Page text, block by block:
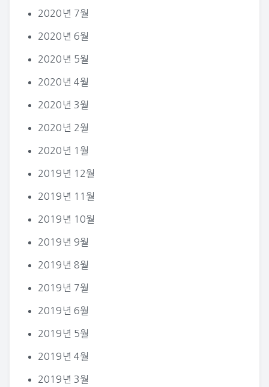
2020년 7월
2020년 6월
2020년 5월
2020년 4월
2020년 3월
2020년 2월
2020년 1월
2019년 12월
2019년 11월
2019년 10월
2019년 9월
2019년 8월
2019년 7월
2019년 6월
2019년 5월
2019년 4월
2019년 3월